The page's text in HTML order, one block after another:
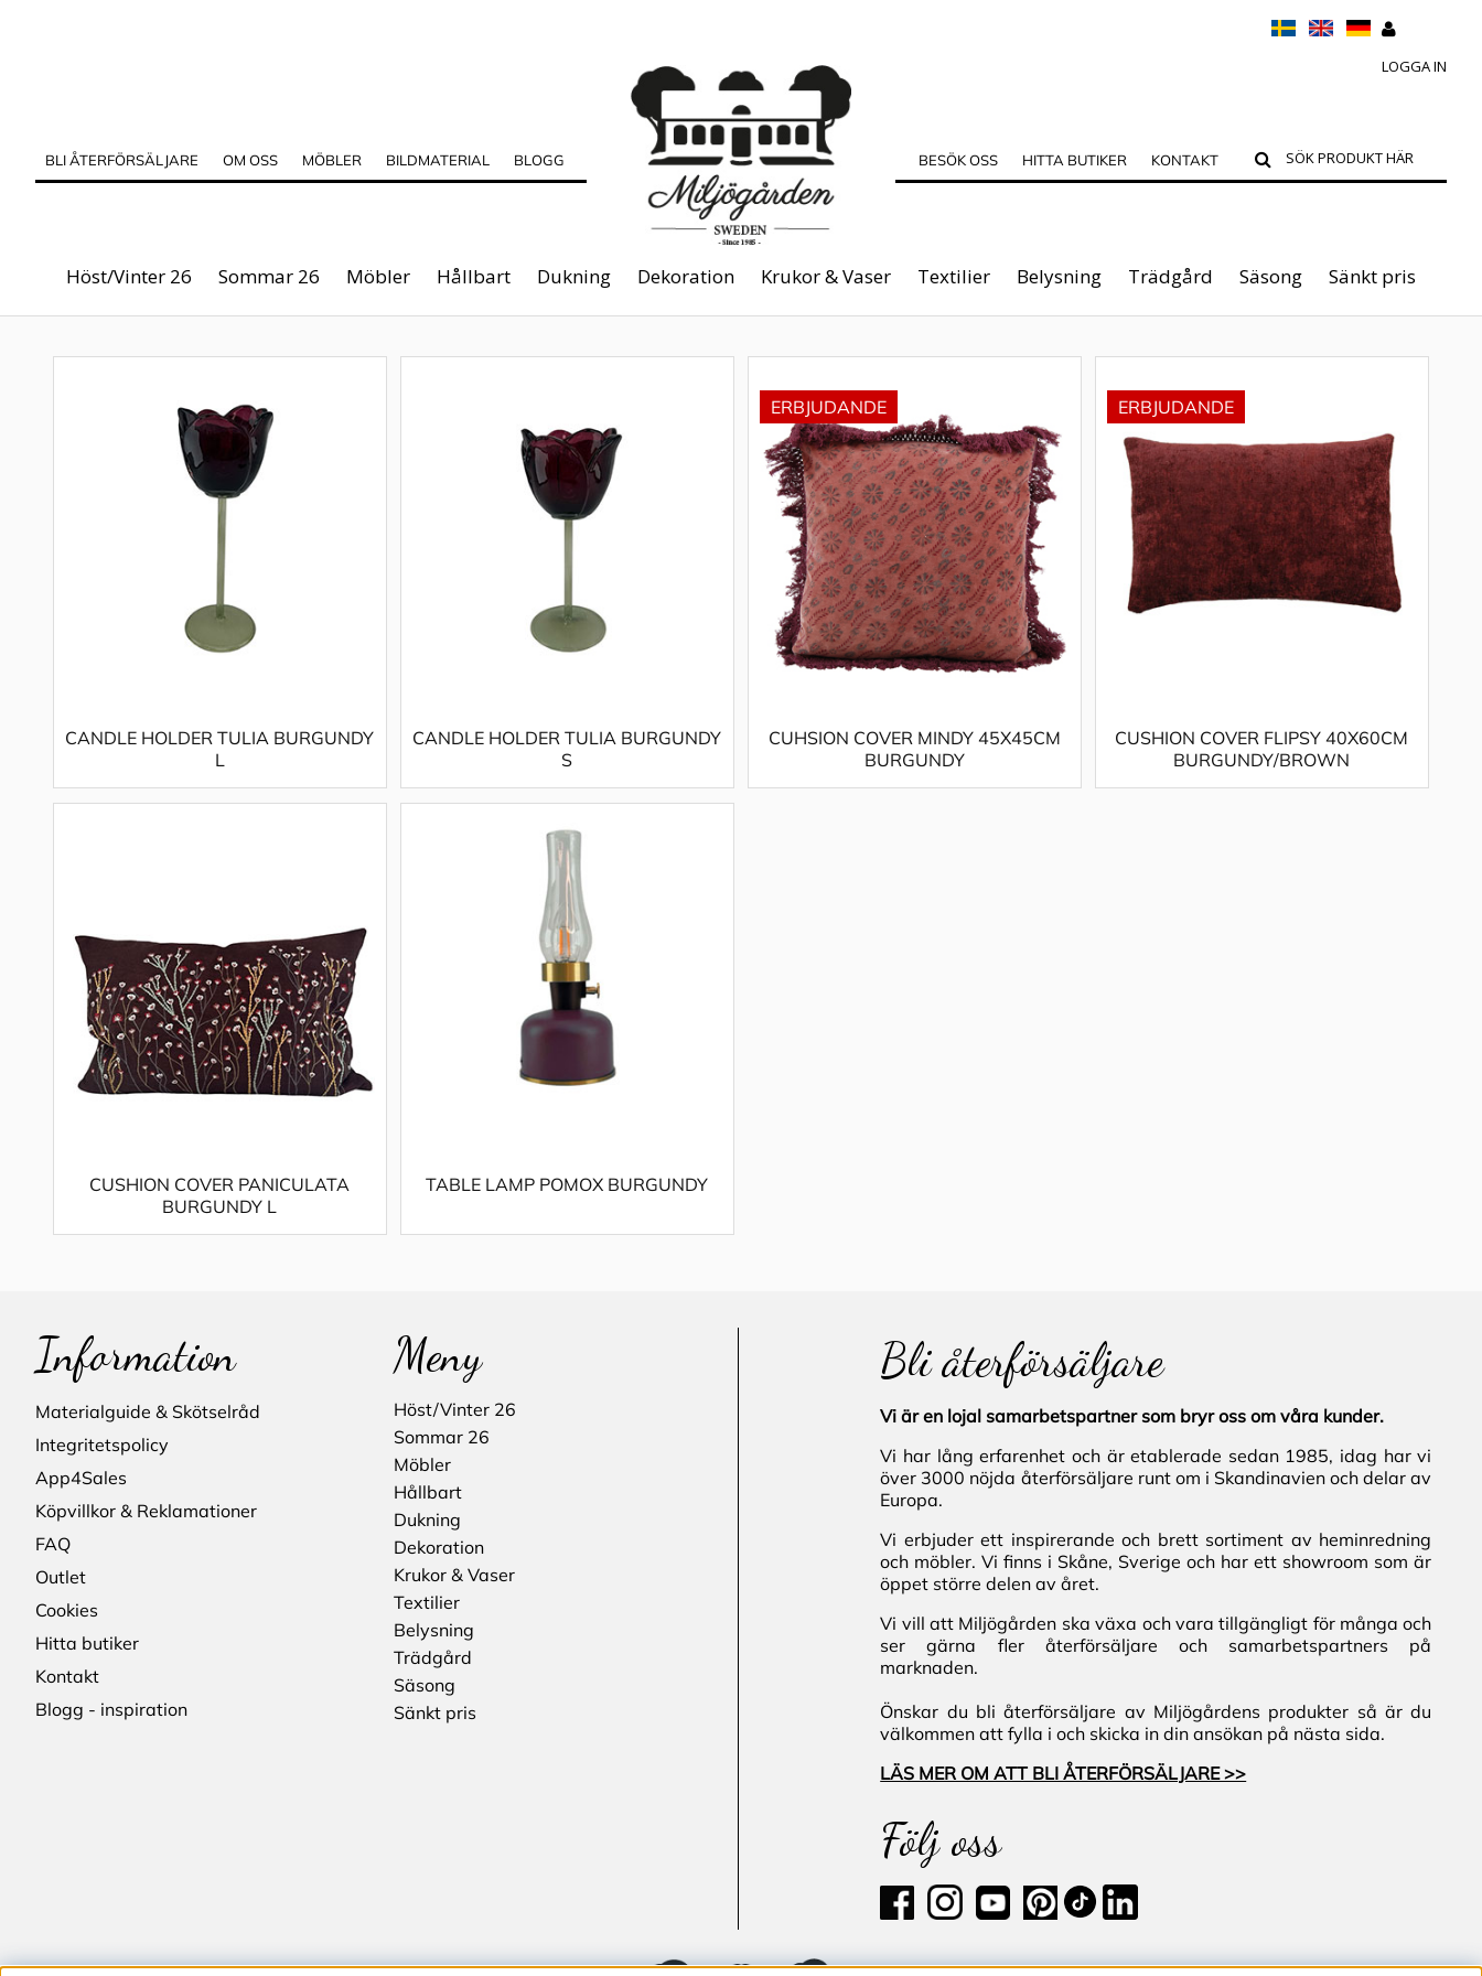
LOGGA IN
BLI ÅTERFÖRSÄLJARE OM OSS MÖBLER BILDMATERIAL BLOGG BESÖK OSS HITTA BUTIKER KONTAKT
Höst/Vinter 26 Sommar 26 Möbler Hållbart Dukning Dekoration Krukor & Vaser Textilier Belysning Trädgård Säsong Sänkt pris
CANDLE HOLDER TULIA BURGUNDY
L
CANDLE HOLDER TULIA BURGUNDY
S
CUHSION COVER MINDY 45X45CM
BURGUNDY
CUSHION COVER FLIPSY 40X60CM
BURGUNDY/BROWN
CUSHION COVER PANICULATA
BURGUNDY L
TABLE LAMP POMOX BURGUNDY
Information
Materialguide & Skötselråd
Integritetspolicy
App4Sales
Köpvillkor & Reklamationer
FAQ
Outlet
Cookies
Hitta butiker
Kontakt
Blogg - inspiration
Meny
Höst/Vinter 26
Sommar 26
Möbler
Hållbart
Dukning
Dekoration
Krukor & Vaser
Textilier
Belysning
Trädgård
Säsong
Sänkt pris
Bli återförsäljare
Vi är en lojal samarbetspartner som bryr oss om våra kunder.
Vi har lång erfarenhet och är etablerade sedan 1985, idag har vi
över 3000 nöjda återförsäljare runt om i Skandinavien och delar av
Europa.
Vi erbjuder ett inspirerande och brett sortiment av heminredning
och möbler. Vi finns i Skåne, Sverige och har ett showroom som är
öppet större delen av året.
Vi vill att Miljögården ska växa och vara tillgängligt för många och
ser gärna fler återförsäljare och samarbetspartners på
marknaden.
Önskar du bli återförsäljare av Miljögårdens produkter så är du
välkommen att fylla i och skicka in din ansökan på nästa sida.
LÄS MER OM ATT BLI ÅTERFÖRSÄLJARE >>
Följ oss